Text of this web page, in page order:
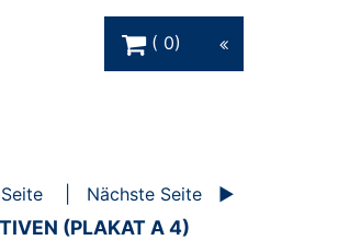
0
Nächste Seite
(PLAKAT A 4)